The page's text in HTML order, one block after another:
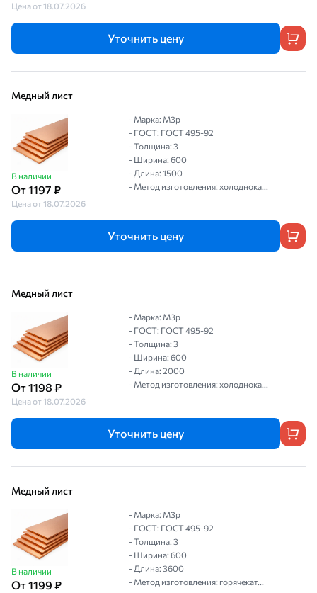
Цена от 18.07.2026
Уточнить цену
Медный лист
В наличии
От 1197 ₽
Цена от 18.07.2026
- Марка: М3р
- ГОСТ: ГОСТ 495-92
- Толщина: 3
- Ширина: 600
- Длина: 1500
- Метод изготовления: холоднока...
Уточнить цену
Медный лист
В наличии
От 1198 ₽
Цена от 18.07.2026
- Марка: М3р
- ГОСТ: ГОСТ 495-92
- Толщина: 3
- Ширина: 600
- Длина: 2000
- Метод изготовления: холоднока...
Уточнить цену
Медный лист
В наличии
От 1199 ₽
- Марка: М3р
- ГОСТ: ГОСТ 495-92
- Толщина: 3
- Ширина: 600
- Длина: 3600
- Метод изготовления: горячекат...